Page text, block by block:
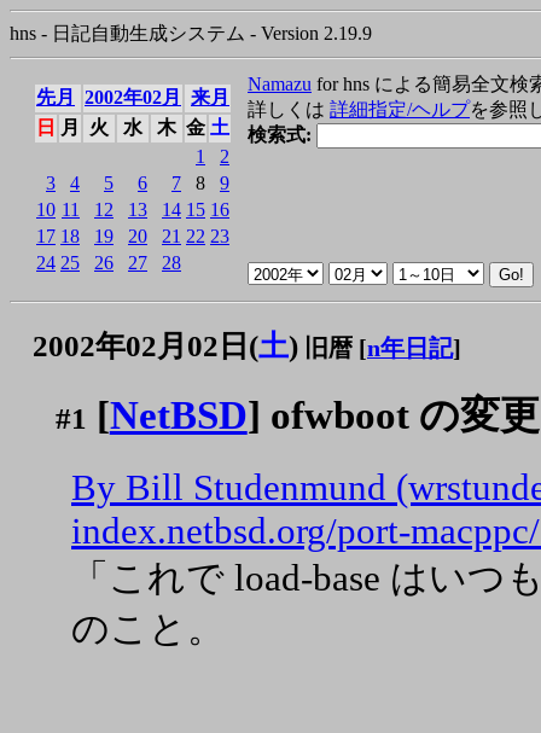
hns - 日記自動生成システム - Version 2.19.9
先月 2002年02月
来月
日
月 火 水 木 金 土
1
2
3
4 5 6 7 8
9
10 11 12 13 14 15 16
17 18 19 20 21 22 23
24 25 26 27 28
Namazu for hns による簡易全文検
詳しくは 詳細指定/ヘルプを参照
検索式:
2002年02月02日(土) 旧暦 [n年日記]
#1 [NetBSD] ofwboot の変更
By Bill Studenmund
index.netbsd.org/port-
「これで load-base はいつ
のこと。